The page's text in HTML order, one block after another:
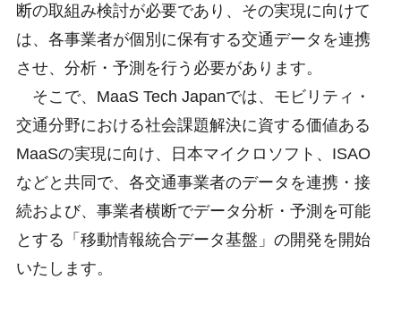
断の取組み検討が必要であり、その実現に向けて
は、各事業者が個別に保有する交通データを連携
させ、分析・予測を行う必要があります。
そこで、MaaS Tech Japanでは、モビリティ・
交通分野における社会課題解決に資する価値ある
MaaSの実現に向け、日本マイクロソフト、ISAO
などと共同で、各交通事業者のデータを連携・接
続および、事業者横断でデータ分析・予測を可能
とする「移動情報統合データ基盤」の開発を開始
いたします。